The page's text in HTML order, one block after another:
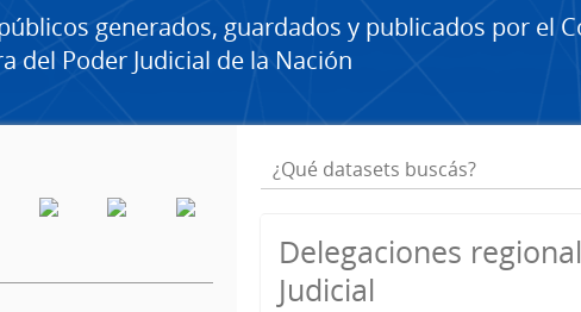
generados, guardados y publicados por el
del Poder Judicial de la Nación
Delegaciones
Judicial